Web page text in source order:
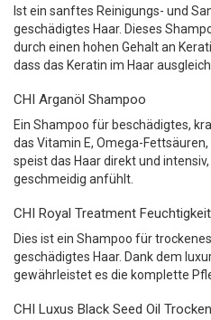
Ist ein sanftes Reinigungs- und
geschädigtes Haar. Dieses
durch einen hohen Gehalt an
dass das Keratin im Haar
CHI Arganöl Shampoo
Ein Shampoo für beschädigtes,
das Vitamin E, Omega-
speist das Haar direkt und
geschmeidig anfühlt.
CHI Royal Treatment
Dies ist ein Shampoo für
geschädigtes Haar. Dank dem
gewährleistet es die komplette
CHI Luxus Black Seed Oil